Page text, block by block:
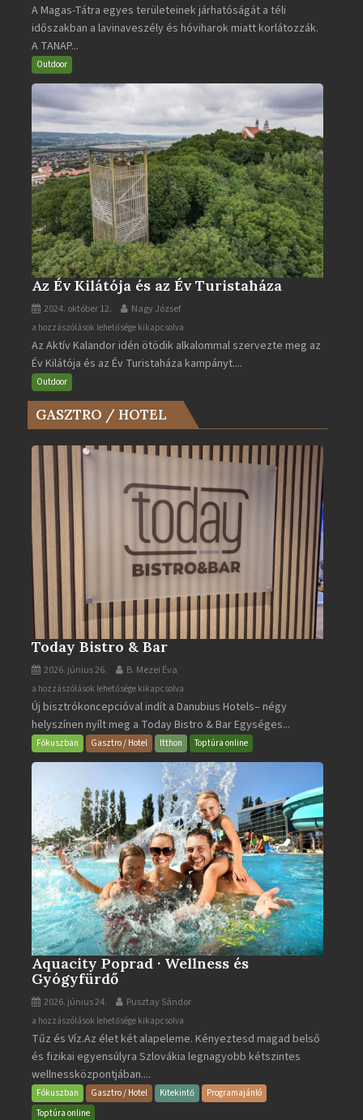
Magas-
Tátra
járható
turistaútjai
bejegyzéshez
A Magas-Tátra egyes területeinek járhatóságát a téli
időszakban a lavinaveszély és hóviharok miatt korlátozzák.
A TANAP...
Outdoor
Az Év Kilátója és az Év Turistaháza
2024. október 12. Nagy József
Az
Év
Kilátója
és
Év
Turistaháza
bejegyzéshez
a hozzászólások lehetősége kikapcsolva
Az Aktív Kalandor idén ötödik alkalommal szervezte meg az
Év Kilátója és az Év Turistaháza kampányt....
Outdoor
GASZTRO / HOTEL
Today Bistro & Bar
2026. június 26. B. Mezei Éva
Today
Bistro
&
Bar
a hozzászólások lehetősége kikapcsolva
Új bisztrókoncepcióval indít a Danubius Hotels– négy
helyszínen nyílt meg a Today Bistro & Bar Egységes...
Fókuszban Gasztro / Hotel Itthon Toptúra online
Aquacity Poprad · Wellness és
Gyógyfürdő
2026. június 24. Pusztay Sándor
Aquacity
Poprad
·
Wellness
és
Gyógyfürdő
a hozzászólások lehetősége kikapcsolva
Tűz és Víz.Az élet két alapeleme. Kényeztesd magad belső
és fizikai egyensúlyra Szlovákia legnagyobb kétszintes
wellnessközpontjában....
Fókuszban Gasztro / Hotel Kitekintő
Programajánló
Toptúra online